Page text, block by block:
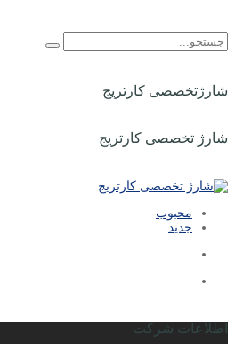
شارژتخصصی کارتریج
شارژ تخصصی کارتریج
محبوب
جدید
اطلاعات شرکت